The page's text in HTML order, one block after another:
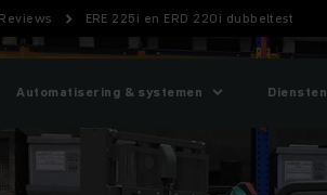
Reviews ERE 225i en ERD 220i dubbeltest
Automatisering & systemen Diensten